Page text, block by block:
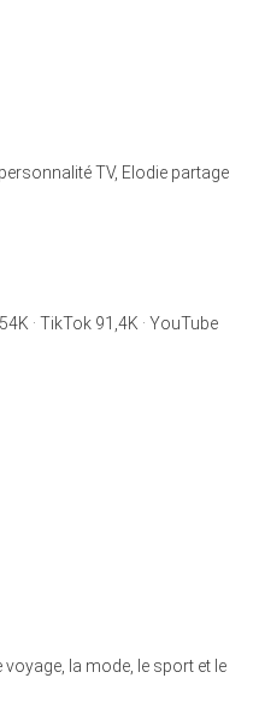
TV, Elodie partage
· TikTok 91,4K · YouTube
la mode, le sport et le